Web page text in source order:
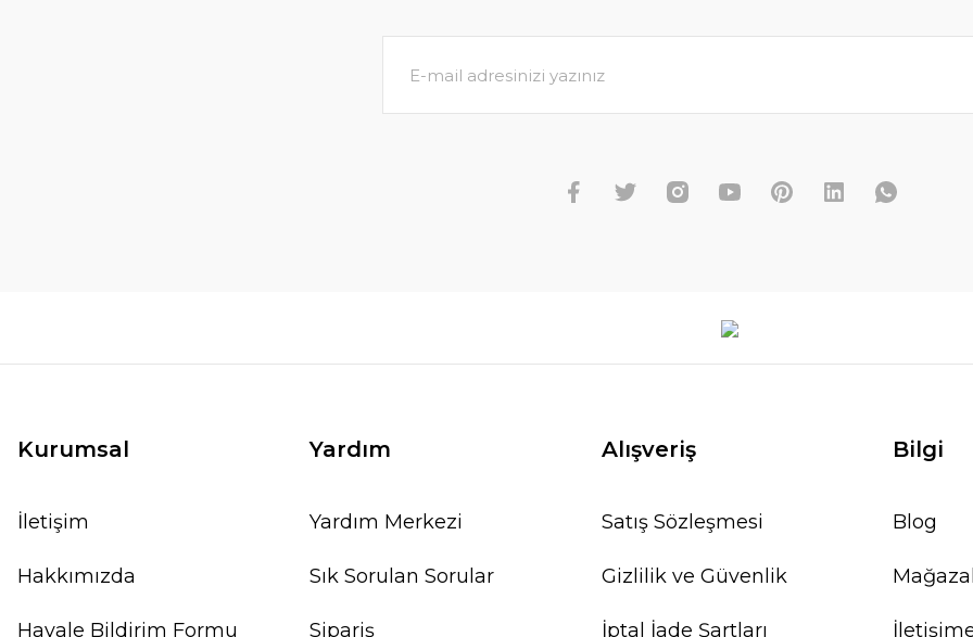
Kurumsal
İletişim
Hakkımızda
Havale Bildirim Formu
Yardım
Yardım Merkezi
Sık Sorulan Sorular
Sipariş
Alışveriş
Satış Sözleşmesi
Gizlilik ve Güvenlik
İptal İade Şartları
Bilgi
Blog